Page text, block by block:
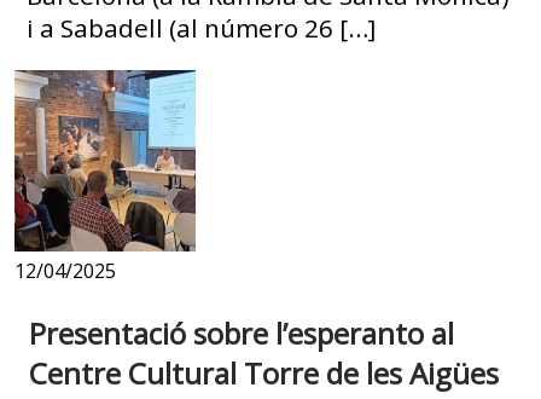
i a Sabadell (al número 26 […]
12/04/2025
Presentació sobre l’esperanto al
Centre Cultural Torre de les Aigües